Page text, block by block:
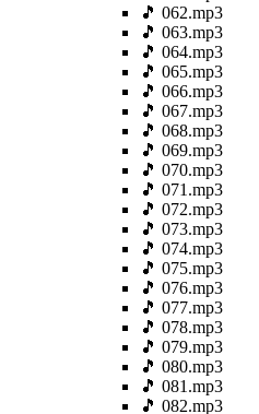
🎵 062.mp3
🎵 063.mp3
🎵 064.mp3
🎵 065.mp3
🎵 066.mp3
🎵 067.mp3
🎵 068.mp3
🎵 069.mp3
🎵 070.mp3
🎵 071.mp3
🎵 072.mp3
🎵 073.mp3
🎵 074.mp3
🎵 075.mp3
🎵 076.mp3
🎵 077.mp3
🎵 078.mp3
🎵 079.mp3
🎵 080.mp3
🎵 081.mp3
🎵 082.mp3